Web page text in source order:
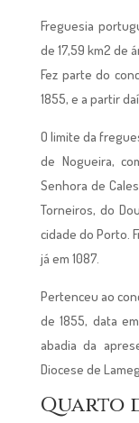
Freguesia
de 17,59 km2 de
Fez parte do
1855, e a partir
O limite da
de Nogueira,
Senhora de
Torneiros, do
cidade do Porto.
já em 1087.
Pertenceu ao
de 1855, data
abadia da
Diocese de
Quarto